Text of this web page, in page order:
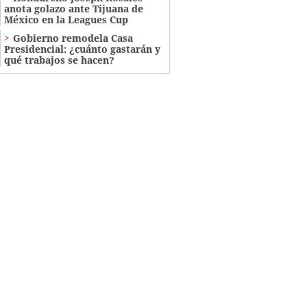
anota golazo ante Tijuana de
México en la Leagues Cup
Gobierno remodela Casa
Presidencial: ¿cuánto gastarán y
qué trabajos se hacen?